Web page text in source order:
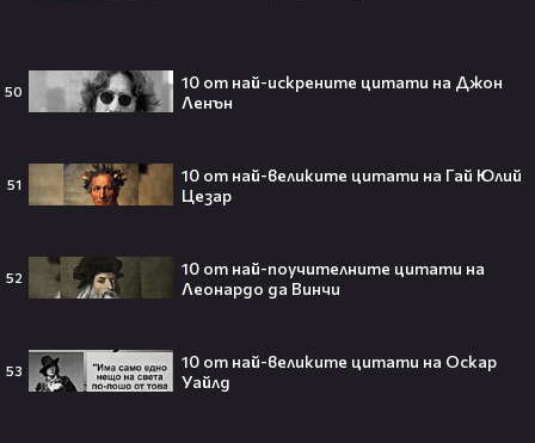
50
10 от най-искрените цитати на Джон
Ленън
51
10 от най-великите цитати на Гай Юлий
Цезар
52
10 от най-поучителните цитати на
Леонардо да Винчи
53
10 от най-великите цитати на Оскар
Уайлд
милиарда долара!😯💥
Любов или скандал? Карди Би и
интернет❤️‍🔥🔥